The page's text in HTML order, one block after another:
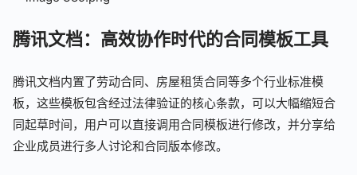
腾讯文档：高效协作时代的合同模板工具
腾讯文档内置了劳动合同、房屋租赁合同等多个行业标准模
板，这些模板包含经过法律验证的核心条款，可以大幅缩短合
同起草时间，用户可以直接调用合同模板进行修改，并分享给
企业成员进行多人讨论和合同版本修改。